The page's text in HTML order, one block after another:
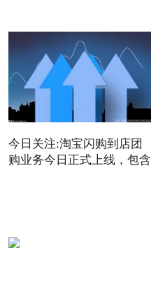
今日关注:淘宝闪购到店团
购业务今日正式上线，包含